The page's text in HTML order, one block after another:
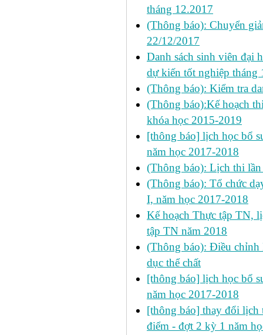
tháng 12.2017
(Thông báo): Chuyển
22/12/2017
Danh sách sinh viên đại
dự kiến tốt nghiệp tháng
(Thông báo): Kiểm tra
(Thông báo):Kế hoạch
khóa học 2015-2019
[thông báo] lịch học bổ
năm học 2017-2018
(Thông báo): Lịch thi
(Thông báo): Tổ chức
I, năm học 2017-2018
Kế hoạch Thực tập TN,
tập TN năm 2018
(Thông báo): Điều
dục thể chất
[thông báo] lịch học bổ
năm học 2017-2018
[thông báo] thay đổi lịch
điểm - đợt 2 kỳ 1 năm